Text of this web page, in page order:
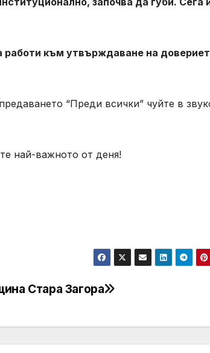
работи към утвърждаване на
“Преди всички” чуйте в
най-важното от деня!
Стара Загора